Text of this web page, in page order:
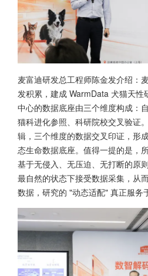
麦富迪研发总工程师陈金发介绍：
发积累，建成 WarmData 犬猫天
中心的数据底座由三个维度构成：
猫科进化参照、科研院校交叉验证
辑，三个维度的数据交叉印证，形
态生命数据底座。值得一提的是，
基于无侵入、无压迫、无打断的原
最自然的状态下接受数据采集，从
数据，研究的 "动态适配" 真正服务